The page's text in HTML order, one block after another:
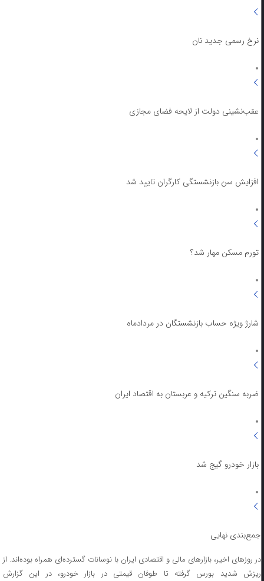
نرخ رسمی جدید نان
عقب‌نشینی دولت از لایحه فضای مجازی
افزایش سن بازنشستگی کارگران تایید شد
تورم مسکن مهار شد؟
شارژ ویژه حساب بازنشستگان در مردادماه
ضربه سنگین ترکیه و عربستان به اقتصاد ایران
بازار خودرو گیج شد
جمع‌بندی نهایی
در روزهای اخیر، بازارهای مالی و اقتصادی ایران با نوسانات گسترده‌ای همراه بوده‌اند. از
ریزش شدید بورس گرفته تا طوفان قیمتی در بازار خودرو، در این گزارش